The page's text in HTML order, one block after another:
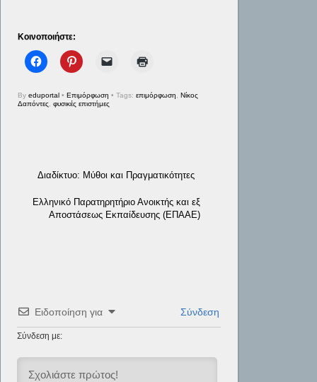
Κοινοποιήστε:
Byeduportal • Επιμόρφωση • Tags:επιμόρφωση,Νίκος
Δαπόντες,φυσικές επιστήμες
Διαδίκτυο: Μύθοι και Πραγματικότητες
Ελληνικό Παρατηρητήριο Ανοικτής και εξ
Αποστάσεως Εκπαίδευσης (ΕΠΑΑΕ)
Ειδοποίηση για Σύνδεση
Σύνδεση με: